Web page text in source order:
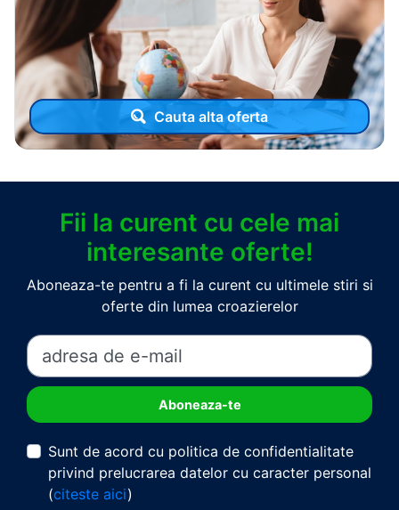
Cauta alta oferta
Fii la curent cu cele mai
interesante oferte!
Aboneaza-te pentru a fi la curent cu ultimele stiri si
oferte din lumea croazierelor
Sunt de acord cu politica de confidentialitate
privind prelucrarea datelor cu caracter personal
(citeste aici)